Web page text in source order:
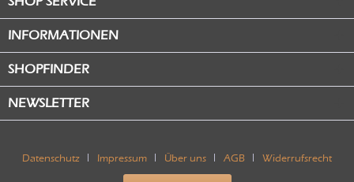
INFORMATIONEN
SHOPFINDER
NEWSLETTER
Datenschutz Impressum Über uns AGB Widerrufsrecht